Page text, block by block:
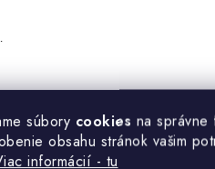
súbory cookies na správne
obsahu stránok vašim
informácií - tu
VZOROKtohto obkladu.